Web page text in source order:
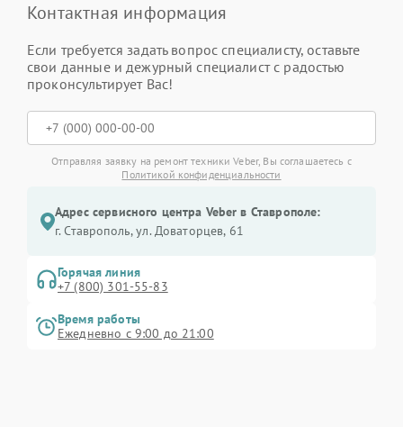
Контактная информация
Если требуется задать вопрос специалисту, оставьте
свои данные и дежурный специалист с радостью
проконсультирует Вас!
Отправляя заявку на ремонт техники Veber, Вы соглашаетесь с
Политикой конфиденциальности
Адрес сервисного центра Veber в Ставрополе:
г. Ставрополь, ул. Доваторцев, 61
Горячая линия
+7 (800) 301-55-83
Время работы
Ежедневно с 9:00 до 21:00